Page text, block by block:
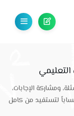
ومشاركة الإجابات،
لتستفيد من كامل